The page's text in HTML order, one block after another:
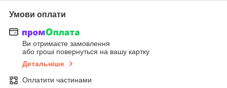
Умови оплати
Ви отримаєте замовлення
або гроші повернуться на вашу картку
Детальніше
Оплатити частинами